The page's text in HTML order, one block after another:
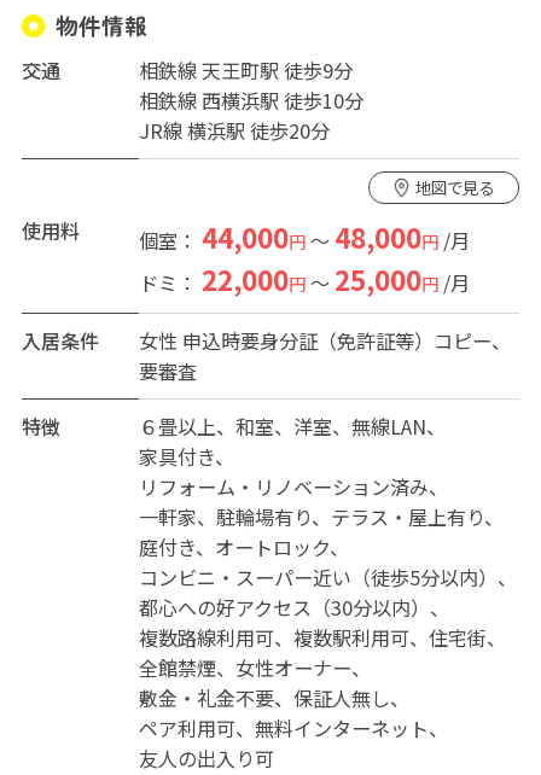
ビッグターミナル横浜駅までも徒歩圏内でアクセスよ
し！都内に通勤されている方もたくさんいらっしゃいま
す。
ハウスの雰囲気は、なんだかジブリみたい！？南側にあ
る広～いお庭では四季折々たくさんの草花（たまに小動
物）がみなさんを楽しませてくれると思います。
都会で便利な場所に住みながら、田舎のように静かに暮
らしたい【大人の女性】にオススメのシェアハウスで
敷地内にタイプの異なる２棟のハウスがあり、どちらの
ハウスも行き来は自由！たくさんの方との交流も楽しめ
ます。
さらに産地直送お米食べ放題付♪どれだけ食べても無料
です。節約したお金はどうぞご自分のために使ってくだ
さい。
横浜ビジネスパークにお勤めの方や学生さんもどうぞ。
百聞は一見にしかず、ご見学大歓迎です。お気軽にお問
い合わせください。
物件情報
交通
相鉄線 天王町駅 徒歩9分
相鉄線 西横浜駅 徒歩10分
JR線 横浜駅 徒歩20分
地図で見る
使用料 個室： 44,000円～ 48,000円/月
ドミ： 22,000円～ 25,000円/月
入居条件
女性 申込時要身分証（免許証等）コピー、
要審査
特徴
６畳以上 和室 洋室
無線LAN
家具付き
リフォーム・リノベーション済み
一軒家
駐輪場有り
テラス・屋上有り
庭付き
オートロック
コンビニ・スーパー近い（徒歩5分以内）
都心への好アクセス（30分以内）
複数路線利用可
複数駅利用可
住宅街
全館禁煙
女性オーナー
敷金・礼金不要
保証人無し
ペア利用可
無料インターネット
友人の出入り可